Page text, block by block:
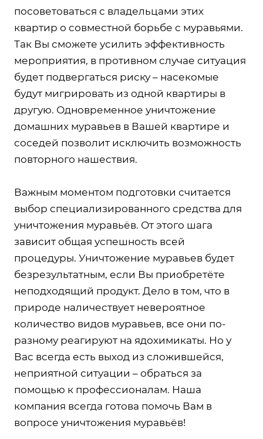
посоветоваться с владельцами этих
квартир о совместной борьбе с муравьями.
Так Вы сможете усилить эффективность
мероприятия, в противном случае ситуация
будет подвергаться риску – насекомые
будут мигрировать из одной квартиры в
другую. Одновременное уничтожение
домашних муравьев в Вашей квартире и
соседей позволит исключить возможность
повторного нашествия.
Важным моментом подготовки считается
выбор специализированного средства для
уничтожения муравьёв. От этого шага
зависит общая успешность всей
процедуры. Уничтожение муравьев будет
безрезультатным, если Вы приобретёте
неподходящий продукт. Дело в том, что в
природе наличествует невероятное
количество видов муравьев, все они по-
разному реагируют на ядохимикаты. Но у
Вас всегда есть выход из сложившейся,
неприятной ситуации – обраться за
помощью к профессионалам. Наша
компания всегда готова помочь Вам в
вопросе уничтожения муравьёв!